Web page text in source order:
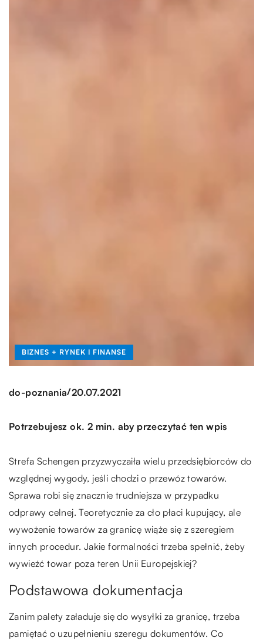
BIZNES + RYNEK I FINANSE
do-poznania/20.07.2021
Potrzebujesz ok. 2 min. aby przeczytać ten wpis
Strefa Schengen przyzwyczaiła wielu przedsiębiorców do
względnej wygody, jeśli chodzi o przewóz towarów.
Sprawa robi się znacznie trudniejsza w przypadku
odprawy celnej. Teoretycznie za cło płaci kupujący, ale
wywożenie towarów za granicę wiąże się z szeregiem
innych procedur. Jakie formalności trzeba spełnić, żeby
wywieźć towar poza teren Unii Europejskiej?
Podstawowa dokumentacja
Zanim palety załaduje się do wysyłki za granicę, trzeba
pamiętać o uzupełnieniu szeregu dokumentów. Co